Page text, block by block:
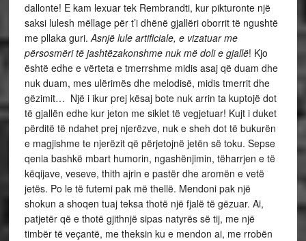
dallonte! E kam lexuar tek Rembrandti, kur pikturonte një
saksi lulesh mëllage për t’i dhënë gjallëri oborrit të ngushtë
me pllaka guri. Asnjë lule artificiale, e vizatuar me
përsosmëri të jashtëzakonshme nuk më doli e gjallë! Kjo
është edhe e vërteta e tmerrshme midis asaj që duam dhe
nuk duam, mes ulërimës dhe melodisë, midis tmerrit dhe
gëzimit… Një i ikur prej kësaj bote nuk arrin ta kuptojë dot
të gjallën edhe kur jeton me siklet të vegjetuar! Kujt i duket
përditë të ndahet prej njerëzve, nuk e sheh dot të bukurën
e magjishme te njerëzit që përjetojnë jetën së toku. Sepse
qenia bashkë mbart humorin, ngashënjimin, tëharrjen e të
këqijave, veseve, thith ajrin e pastër dhe aromën e vetë
jetës. Po le të futemi pak më thellë. Mendoni pak një
shokun a shoqen tuaj teksa thotë një fjalë të gëzuar. Ai,
patjetër që e thotë gjithnjë sipas natyrës së tij, me një
timbër të veçantë, me theksin ku e mendon ai, me rrobën